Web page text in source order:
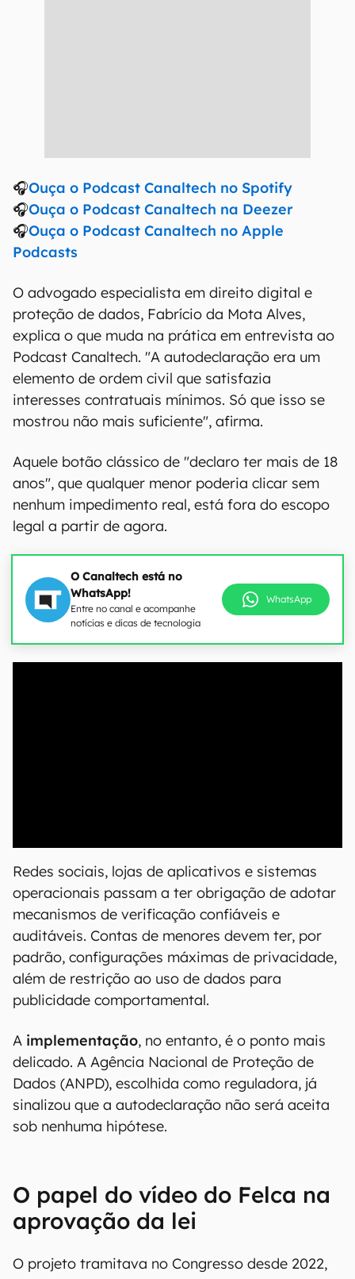
🎧Ouça o Podcast Canaltech no Spotify
🎧Ouça o Podcast Canaltech na Deezer
🎧Ouça o Podcast Canaltech no Apple
Podcasts
O advogado especialista em direito digital e
proteção de dados, Fabrício da Mota Alves,
explica o que muda na prática em entrevista ao
Podcast Canaltech. "A autodeclaração era um
elemento de ordem civil que satisfazia
interesses contratuais mínimos. Só que isso se
mostrou não mais suficiente", afirma.
Aquele botão clássico de "declaro ter mais de 18
anos", que qualquer menor poderia clicar sem
nenhum impedimento real, está fora do escopo
legal a partir de agora.
O Canaltech está no
WhatsApp!
Entre no canal e acompanhe
notícias e dicas de tecnologia
WhatsApp
Redes sociais, lojas de aplicativos e sistemas
operacionais passam a ter obrigação de adotar
mecanismos de verificação confiáveis e
auditáveis. Contas de menores devem ter, por
padrão, configurações máximas de privacidade,
além de restrição ao uso de dados para
publicidade comportamental.
A implementação, no entanto, é o ponto mais
delicado. A Agência Nacional de Proteção de
Dados (ANPD), escolhida como reguladora, já
sinalizou que a autodeclaração não será aceita
sob nenhuma hipótese.
O papel do vídeo do Felca na
aprovação da lei
O projeto tramitava no Congresso desde 2022,